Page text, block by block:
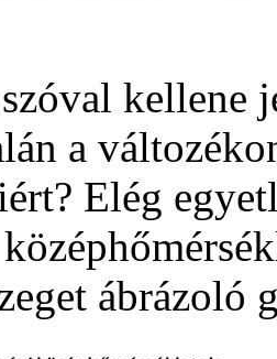
kellene
a
Elég
ábrázoló